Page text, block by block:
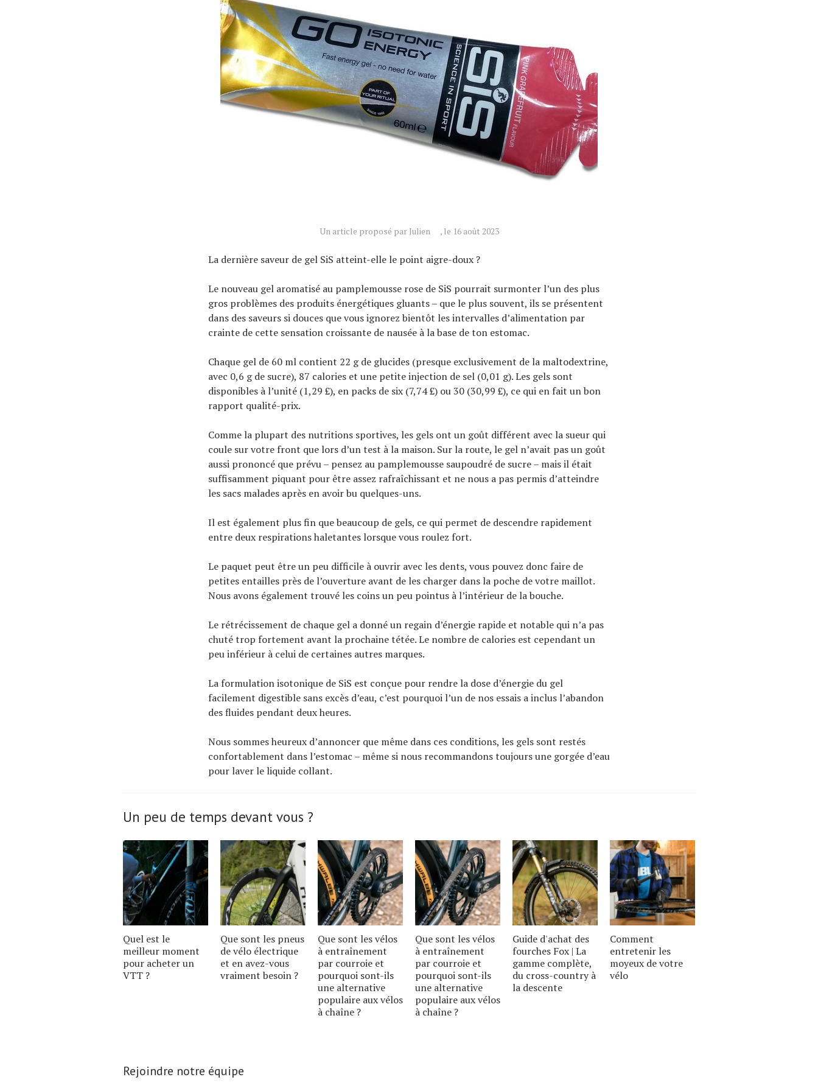
Un article proposé par Julien , le 16 août 2023
La dernière saveur de gel SiS atteint-elle le point aigre-doux ?
Le nouveau gel aromatisé au pamplemousse rose de SiS pourrait surmonter l’un des plus
gros problèmes des produits énergétiques gluants – que le plus souvent, ils se présentent
dans des saveurs si douces que vous ignorez bientôt les intervalles d’alimentation par
crainte de cette sensation croissante de nausée à la base de ton estomac.
Chaque gel de 60 ml contient 22 g de glucides (presque exclusivement de la maltodextrine,
avec 0,6 g de sucre), 87 calories et une petite injection de sel (0,01 g). Les gels sont
disponibles à l’unité (1,29 £), en packs de six (7,74 £) ou 30 (30,99 £), ce qui en fait un bon
rapport qualité-prix.
Comme la plupart des nutritions sportives, les gels ont un goût différent avec la sueur qui
coule sur votre front que lors d’un test à la maison. Sur la route, le gel n’avait pas un goût
aussi prononcé que prévu – pensez au pamplemousse saupoudré de sucre – mais il était
suffisamment piquant pour être assez rafraîchissant et ne nous a pas permis d’atteindre
les sacs malades après en avoir bu quelques-uns.
Il est également plus fin que beaucoup de gels, ce qui permet de descendre rapidement
entre deux respirations haletantes lorsque vous roulez fort.
Le paquet peut être un peu difficile à ouvrir avec les dents, vous pouvez donc faire de
petites entailles près de l’ouverture avant de les charger dans la poche de votre maillot.
Nous avons également trouvé les coins un peu pointus à l’intérieur de la bouche.
Le rétrécissement de chaque gel a donné un regain d’énergie rapide et notable qui n’a pas
chuté trop fortement avant la prochaine tétée. Le nombre de calories est cependant un
peu inférieur à celui de certaines autres marques.
La formulation isotonique de SiS est conçue pour rendre la dose d’énergie du gel
facilement digestible sans excès d’eau, c’est pourquoi l’un de nos essais a inclus l’abandon
des fluides pendant deux heures.
Nous sommes heureux d’annoncer que même dans ces conditions, les gels sont restés
confortablement dans l’estomac – même si nous recommandons toujours une gorgée d’eau
pour laver le liquide collant.
Un peu de temps devant vous ?
Quel est le
meilleur moment
pour acheter un
VTT ?
Que sont les pneus
de vélo électrique
et en avez-vous
vraiment besoin ?
Que sont les vélos
à entraînement
par courroie et
pourquoi sont-ils
une alternative
populaire aux vélos
à chaîne ?
Que sont les vélos
à entraînement
par courroie et
pourquoi sont-ils
une alternative
populaire aux vélos
à chaîne ?
Guide d'achat des
fourches Fox | La
gamme complète,
du cross-country à
la descente
Comment
entretenir les
moyeux de votre
vélo
Rejoindre notre équipe